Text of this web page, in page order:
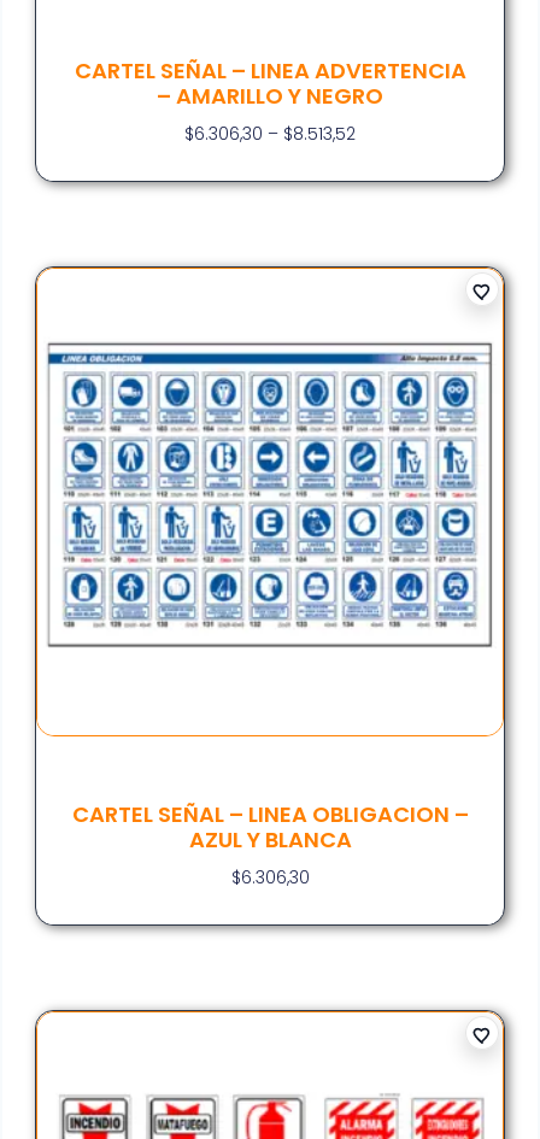
CARTEL SEÑAL – LINEA ADVERTENCIA
– AMARILLO Y NEGRO
$6.306,30 – $8.513,52
CARTEL SEÑAL – LINEA OBLIGACION –
AZUL Y BLANCA
$6.306,30